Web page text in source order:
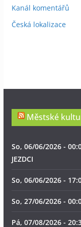
Kanál komentářů
Česká lokalizace
Městské
So, 06/06/2026 -
JEZDCI
So, 06/06/2026 -
So, 27/06/2026 -
Pá, 07/08/2026 -